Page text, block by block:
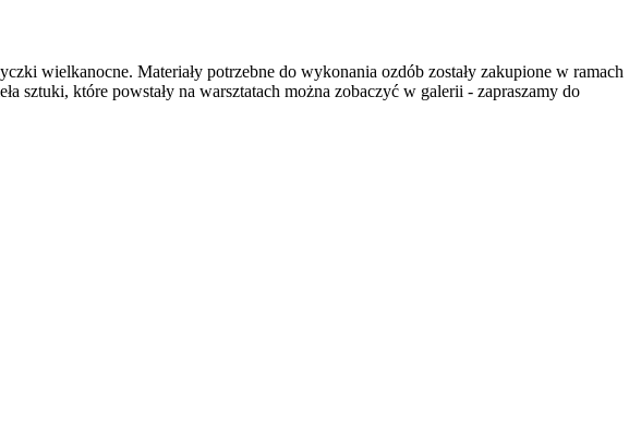
wielkanocne. Materiały potrzebne do wykonania ozdób zostały zakupione w ramach
sztuki, które powstały na warsztatach można zobaczyć w galerii - zapraszamy do